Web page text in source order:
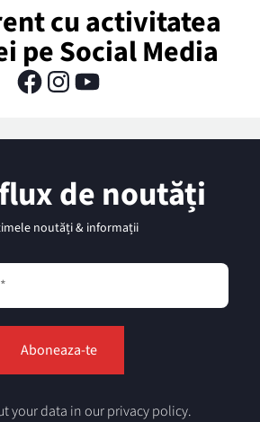
cu activitatea
pe Social Media
de noutăți
noutăți & informații
your data in our privacy policy.